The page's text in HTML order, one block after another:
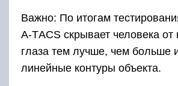
Важно: По итогам
А-ТACS скрывает человека от
глаза тем лучше, чем больше
линейные контуры объекта.